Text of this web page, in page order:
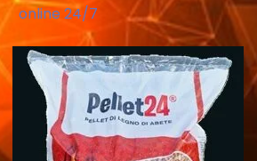
online 24/7